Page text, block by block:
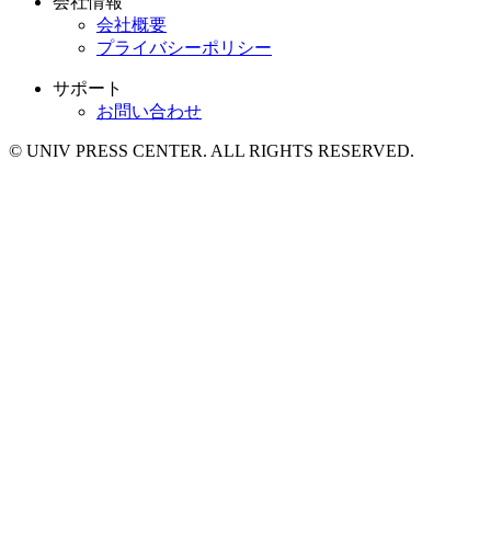
会社概要
プライバシーポリシー
サポート
お問い合わせ
© UNIV PRESS CENTER. ALL RIGHTS RESERVED.